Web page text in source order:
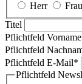
Herr Frau
Titel
Pflichtfeld Vorname
Pflichtfeld
Pflichtfeld E-Mail*
Pflichtfeld